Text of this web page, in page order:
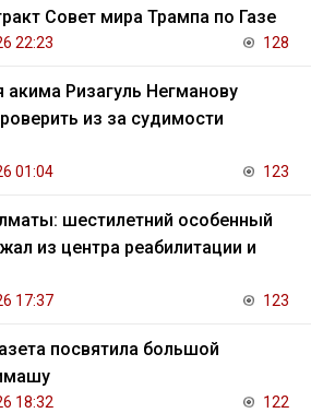
Совет мира Трампа по Газе
22:23 128
акима Ризагуль Негманову
из за судимости
01:04 123
шестилетний особенный
из центра реабилитации и
17:37 123
посвятила большой
18:32 122